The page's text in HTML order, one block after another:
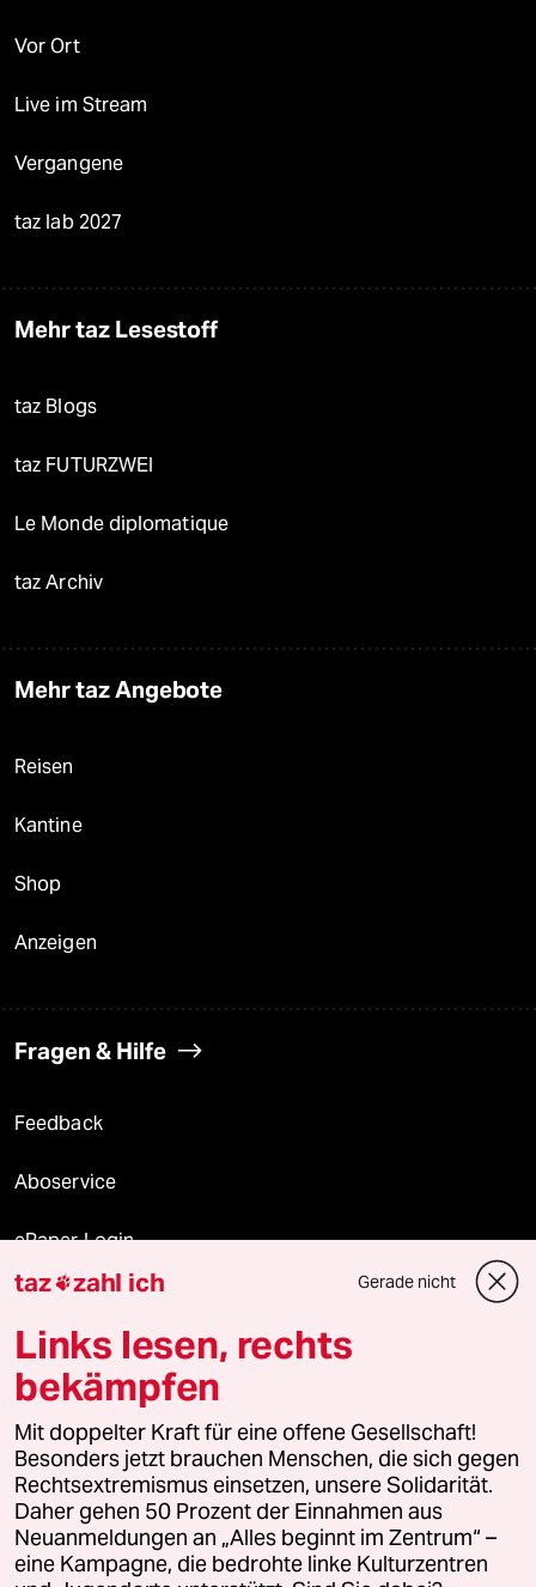
Vor Ort
Live im Stream
Vergangene
taz lab 2027
Mehr taz Lesestoff
taz Blogs
taz FUTURZWEI
Le Monde diplomatique
taz Archiv
Mehr taz Angebote
Reisen
Kantine
Shop
Anzeigen
Fragen & Hilfe
Feedback
Aboservice
ePaper Login
Downloads für Abonnierende
© 2026 taz Verlags und Vertriebs GmbH
Alle Rechte vorbehalten. Bei rechtlichen Fragen oder für Genehmigungen
wenden Sie sich bitte an
lizenzen@taz.de
Feedback Redaktionsstatut Kommune-Richtlinien
Leitlinie Informant Datenschutz Impressum AGB
taz zahl ich Gerade nicht
Links lesen, rechts
bekämpfen
Mit doppelter Kraft für eine offene Gesellschaft!
Besonders jetzt brauchen Menschen, die sich gegen
Rechtsextremismus einsetzen, unsere Solidarität.
Daher gehen 50 Prozent der Einnahmen aus
Neuanmeldungen an „Alles beginnt im Zentrum“ –
eine Kampagne, die bedrohte linke Kulturzentren